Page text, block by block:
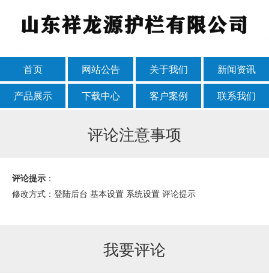
首页 网站公告 关于我们
新闻资讯
产品展示
下载中心 客户案例 联系我们
评论注意事项
评论提示 ：
修改方式：登陆后台 基本设置 系统设置 评论提示
我要评论